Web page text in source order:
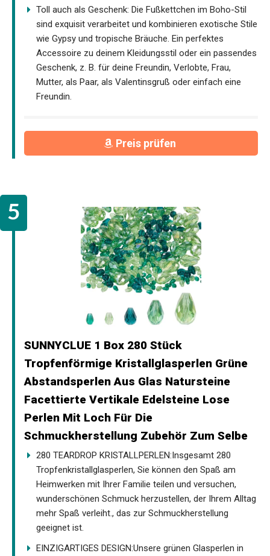
Toll auch als Geschenk: Die Fußkettchen im Boho-Stil
sind exquisit verarbeitet und kombinieren exotische Stile
wie Gypsy und tropische Bräuche. Ein perfektes
Accessoire zu deinem Kleidungsstil oder ein passendes
Geschenk, z. B. für deine Freundin, Verlobte, Frau,
Mutter, als Paar, als Valentinsgruß oder einfach eine
Freundin.
Preis prüfen
SUNNYCLUE 1 Box 280 Stück
Tropfenförmige Kristallglasperlen Grüne
Abstandsperlen Aus Glas Natursteine
Facettierte Vertikale Edelsteine Lose
Perlen Mit Loch Für Die
Schmuckherstellung Zubehör Zum Selbe
280 TEARDROP KRISTALLPERLEN:Insgesamt 280
Tropfenkristallglasperlen, Sie können den Spaß am
Heimwerken mit Ihrer Familie teilen und versuchen,
wunderschönen Schmuck herzustellen, der Ihrem Alltag
mehr Spaß verleiht., das zur Schmuckherstellung
geeignet ist.
EINZIGARTIGES DESIGN:Unsere grünen Glasperlen in